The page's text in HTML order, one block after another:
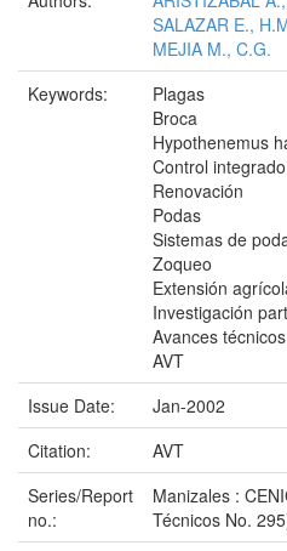
SALAZAR E.,
MEJIA M., C.G.
Keywords:
Plagas
Broca
Hypothenemus
Control
Renovación
Podas
Sistemas de
Zoqueo
Extensión
Investigación
Avances técnicos
AVT
Issue Date:
Jan-2002
Citation:
AVT
Series/Report
no.:
Manizales :
Técnicos No.